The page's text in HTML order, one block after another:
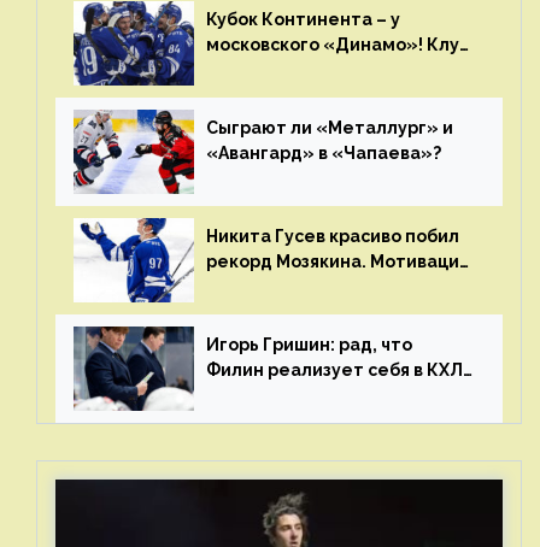
дня «регулярки” КХЛ
Кубок Континента – у
московского «Динамо»! Клуб
сезон
Сыграют ли «Металлург» и
«Авангард» в «Чапаева»?
Никита Гусев красиво побил
рекорд Мозякина. Мотивации
много
Игорь Гришин: рад, что
Филин реализует себя в КХЛ
стали загонять его в рамки